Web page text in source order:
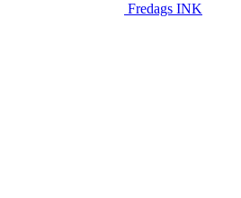
Fredags INK